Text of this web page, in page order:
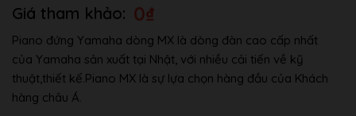
0₫
Piano đứng Yamaha dòng MX là dòng đàn cao cấp nhất
của Yamaha sản xuất tại Nhật, với nhiều cải tiến về kỹ
thuật,thiết kế.Piano MX là sự lựa chọn hàng đầu của Khách
hàng châu Á.